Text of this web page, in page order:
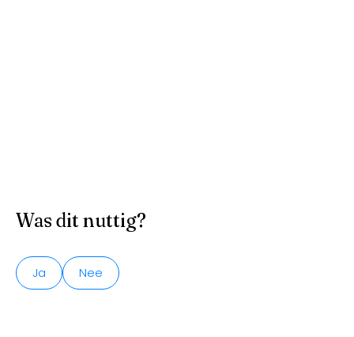
Was dit nuttig?
Ja Nee